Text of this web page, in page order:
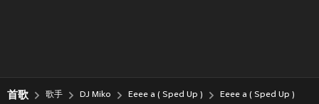
首歌 歌手 DJ Miko Eeee a ( Sped Up ) Eeee a ( Sped Up )